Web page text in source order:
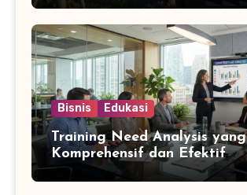
Bisnis Edukasi
Training Need Analysis yang
Komprehensif dan Efektif